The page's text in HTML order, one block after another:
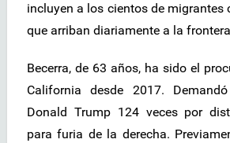
incluyen a los cientos de migrantes
que arriban diariamente a la
Becerra, de 63 años, ha sido el
California desde 2017.
Donald Trump 124 veces por
para furia de la derecha.